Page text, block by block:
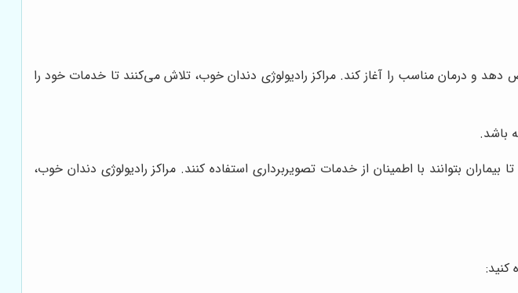
و درمان مناسب را آغاز کند. مراکز رادیولوژی دندان خوب، تلاش می‌کنند تا خدمات خود را
باشد.
بتوانند با اطمینان از خدمات تصویربرداری استفاده کنند. مراکز رادیولوژی دندان خوب،
کنید: